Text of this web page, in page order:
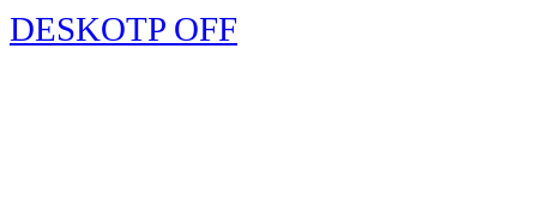
DESKOTP OFF